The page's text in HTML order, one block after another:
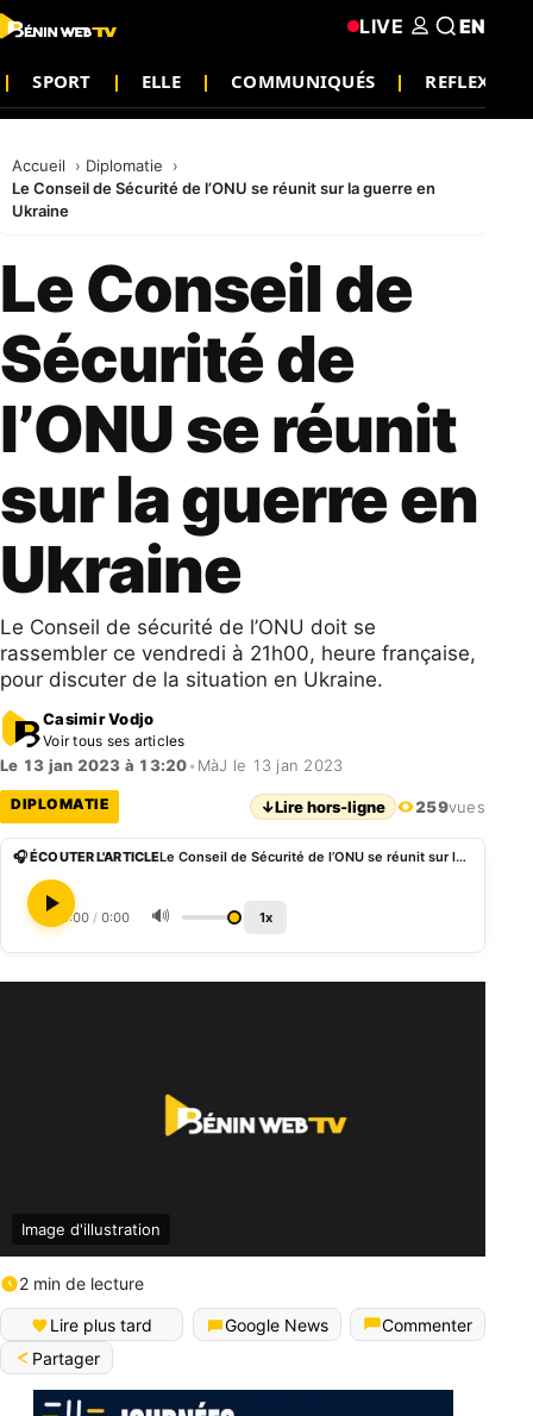
SPORT ELLE COMMUNIQUÉS REFLEXION
LIVE EN
Accueil
Diplomatie
Le Conseil de Sécurité de l’ONU se réunit sur la guerre en
Ukraine
Le Conseil de
Sécurité de
l’ONU se réunit
sur la guerre en
Ukraine
Le Conseil de sécurité de l’ONU doit se
rassembler ce vendredi à 21h00, heure française,
pour discuter de la situation en Ukraine.
Casimir Vodjo
Voir tous ses articles
Le 13 jan 2023 à 13:20• MàJ le 13 jan 2023
DIPLOMATIE ↓Lire hors-ligne 259vues
🎧 ÉCOUTER L'ARTICLE Le Conseil de Sécurité de l’ONU se réunit sur la guerre en Ukraine
0:00 / 0:00 🔊 1x
Image d'illustration
2 min de lecture
Lire plus tard Google News
Commenter
Partager